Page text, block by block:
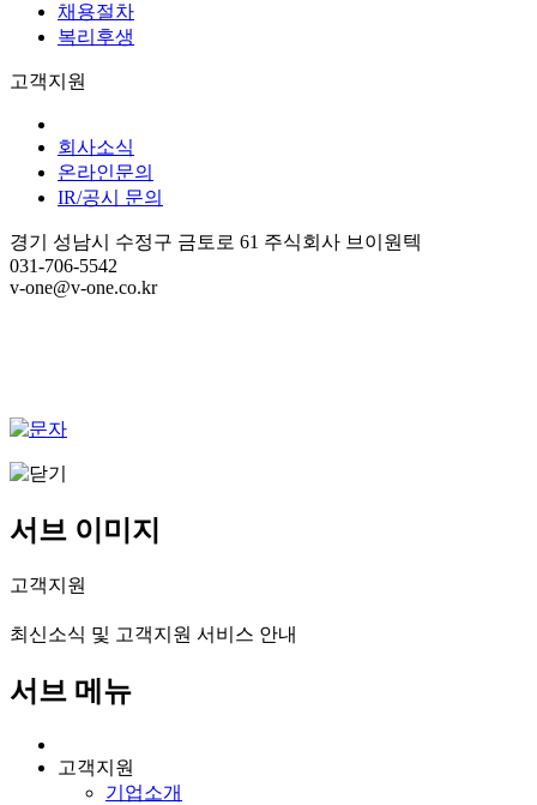
채용절차
복리후생
고객지원
회사소식
온라인문의
IR/공시 문의
경기 성남시 수정구 금토로 61 주식회사 브이원텍
031-706-5542
v-one@v-one.co.kr
서브 이미지
고객지원
최신소식 및 고객지원 서비스 안내
서브 메뉴
고객지원
기업소개